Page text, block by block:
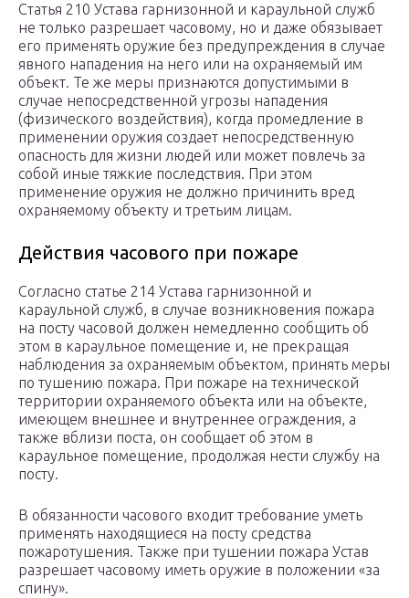
Статья 210 Устава гарнизонной и караульной служб
не только разрешает часовому, но и даже обязывает
его применять оружие без предупреждения в случае
явного нападения на него или на охраняемый им
объект. Те же меры признаются допустимыми в
случае непосредственной угрозы нападения
(физического воздействия), когда промедление в
применении оружия создает непосредственную
опасность для жизни людей или может повлечь за
собой иные тяжкие последствия. При этом
применение оружия не должно причинить вред
охраняемому объекту и третьим лицам.
Действия часового при пожаре
Согласно статье 214 Устава гарнизонной и
караульной служб, в случае возникновения пожара
на посту часовой должен немедленно сообщить об
этом в караульное помещение и, не прекращая
наблюдения за охраняемым объектом, принять меры
по тушению пожара. При пожаре на технической
территории охраняемого объекта или на объекте,
имеющем внешнее и внутреннее ограждения, а
также вблизи поста, он сообщает об этом в
караульное помещение, продолжая нести службу на
посту.
В обязанности часового входит требование уметь
применять находящиеся на посту средства
пожаротушения. Также при тушении пожара Устав
разрешает часовому иметь оружие в положении «за
спину».